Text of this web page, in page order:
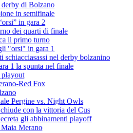
derby di Bolzano
in semifinale
in gara 2
dei quarti di finale
il primo turno
"orsi" in gara 1
schiacciasassi nel derby bolzanino
1 la spunta nel finale
playout
Red Fox
Pergine vs. Night Owls
con la vittoria del Cus
gli abbinamenti playoff
Merano